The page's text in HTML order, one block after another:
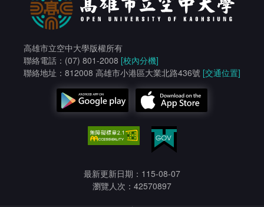
高雄市立空中大學版權所有
聯絡電話：(07) 801-2008 [校內分機]
聯絡地址：812008 高雄市小港區大業北路436號 [交通位置]
最新更新日期：115-08-07
瀏覽人次：42570897